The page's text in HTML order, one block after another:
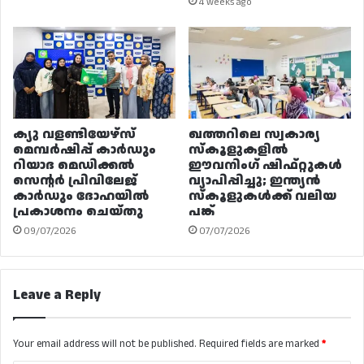
ക്യു വളണ്ടിയേഴ്‌സ്
മെമ്പർഷിപ്പ് കാർഡും
റിയാദ മെഡിക്കൽ
സെന്റർ പ്രിവിലേജ്
കാർഡും ദോഹയിൽ
പ്രകാശനം ചെയ്തു
09/07/2026
ഖത്തറിലെ സ്വകാര്യ
സ്കൂളുകളിൽ
ഈവനിംഗ് ഷിഫ്റ്റുകൾ
വ്യാപിപ്പിച്ചു; ഇന്ത്യൻ
സ്കൂളുകൾക്ക് വലിയ
പങ്ക്
07/07/2026
Leave a Reply
Your email address will not be published. Required fields are marked *